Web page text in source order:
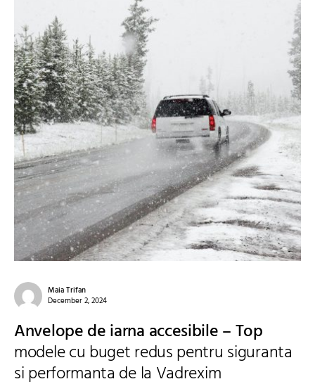
Maia Trifan
December 2, 2024
Anvelope de iarna accesibile – Top
modele cu buget redus pentru siguranta
si performanta de la Vadrexim